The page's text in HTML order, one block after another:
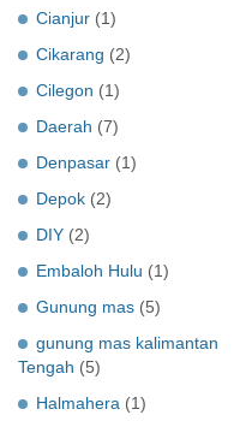
Cianjur (1)
Cikarang (2)
Cilegon (1)
Daerah (7)
Denpasar (1)
Depok (2)
DIY (2)
Embaloh Hulu (1)
Gunung mas (5)
gunung mas kalimantan
Tengah (5)
Halmahera (1)